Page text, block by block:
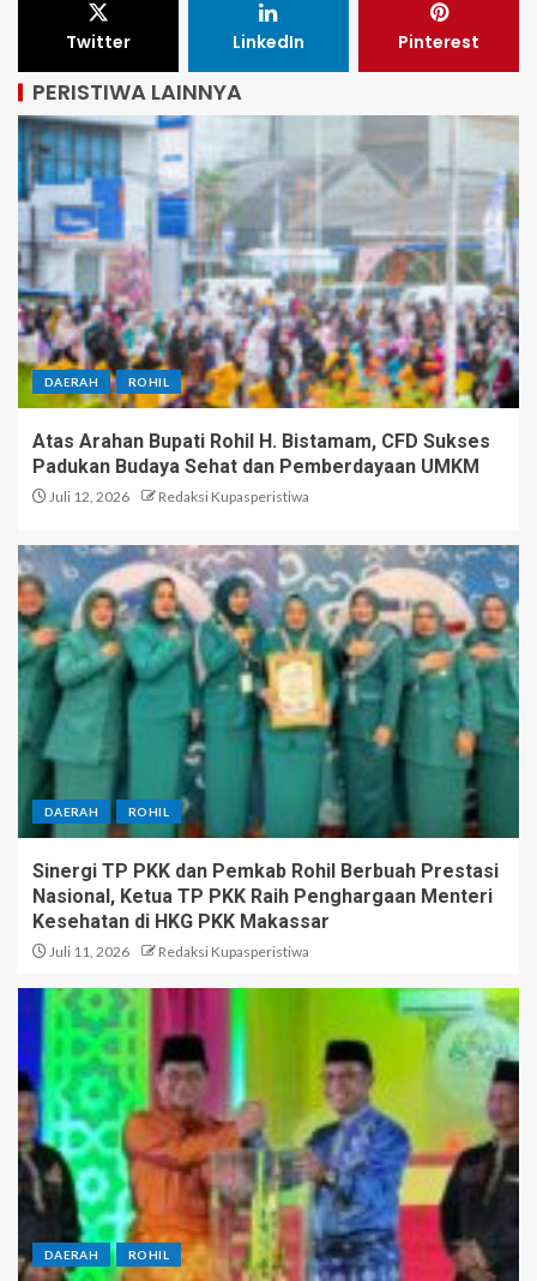
Twitter LinkedIn Pinterest
PERISTIWA LAINNYA
DAERAH ROHIL
Atas Arahan Bupati Rohil H. Bistamam, CFD Sukses
Padukan Budaya Sehat dan Pemberdayaan UMKM
Juli 12, 2026 Redaksi Kupasperistiwa
DAERAH ROHIL
Sinergi TP PKK dan Pemkab Rohil Berbuah Prestasi
Nasional, Ketua TP PKK Raih Penghargaan Menteri
Kesehatan di HKG PKK Makassar
Juli 11, 2026 Redaksi Kupasperistiwa
DAERAH ROHIL